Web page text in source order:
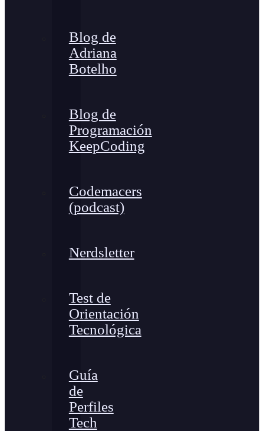
Blog de
Adriana
Botelho
Blog de
Programación
KeepCoding
Codemacers
(podcast)
Nerdsletter
Test de
Orientación
Tecnológica
Guía
de
Perfiles
Tech